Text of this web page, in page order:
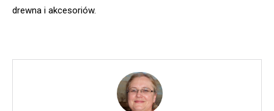
drewna i akcesoriów.